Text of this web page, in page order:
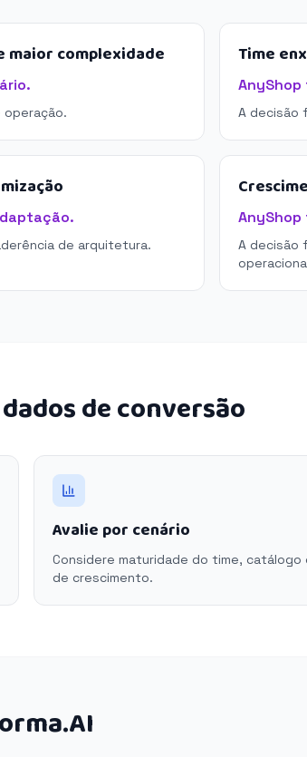
maior complexidade Time
A decisão
de arquitetura.
A decisão
de conversão
Avalie por cenário
Considere maturidade do time, catálogo
de crescimento.